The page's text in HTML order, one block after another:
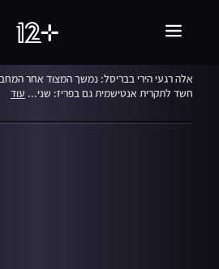
המהדורה
אלה רגעי הירי בבריסל: נמשך המצוד אחר
חשד לתקרית אנטישמית גם בפריז: שני... עוד